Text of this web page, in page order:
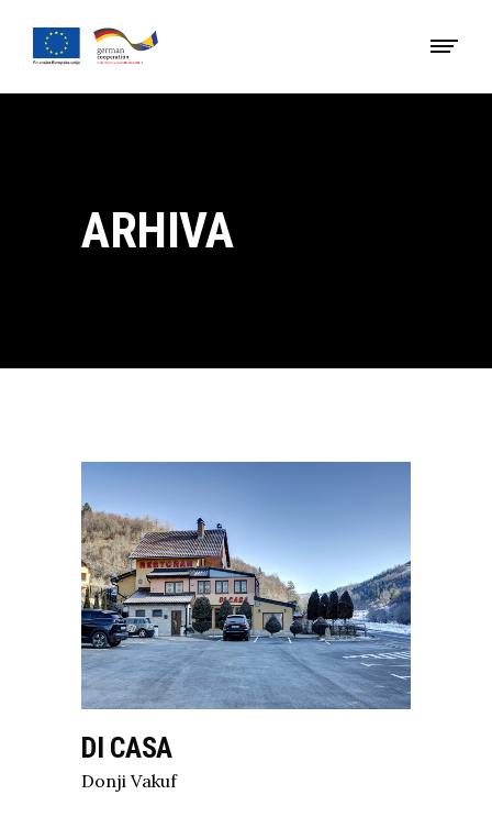
ARHIVA
DI CASA
Donji Vakuf